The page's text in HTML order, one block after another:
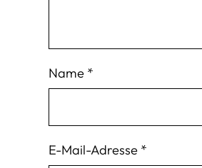
Name *
E-Mail-Adresse *